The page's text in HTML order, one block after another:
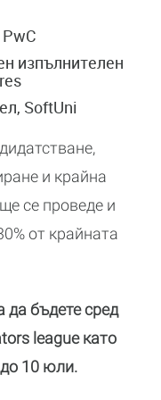
изпълнителен
SoftUni
и крайна
се проведе и
от крайната
да бъдете сред
league като
10 юли.